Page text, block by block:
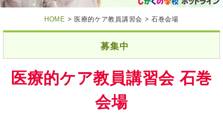
HOME > 医療的ケア教員講習会 > 石巻会場
募集中
医療的ケア教員講習会 石巻
会場